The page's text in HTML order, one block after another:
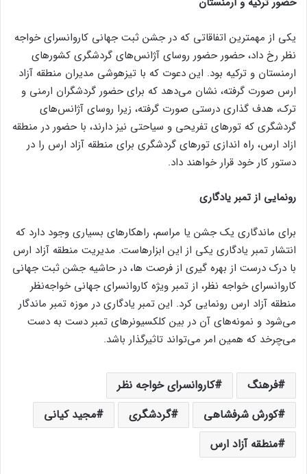
یکی از مهمترین اتفاقاتی که در جشن ثبت جهانی کاروانسرای خواجه
نظر رخ داد، حضور حضور روسای آژانس‌های گردشگری کشور‌های
ارمنستان و ترکیه بود. این دعوت که با تیزهوشی مدیران منطقه آزاد
ارس صورت گرفته، نشان می‌دهد که برای حضور گردشگران ارمنی و
ترک، هدف گذاری درستی صورت گرفته، زیرا روسای آژانس‌های
گردشگری که تور‌های تفریحی و سیاحتی نیز دارند، با حضور در منطقه
ازاد ارس، راه اندازی تور‌های گردشگری برای منطقه آزاد ارس را در
دستور کار خود قرار خواهند داد.
رونمایی از تمبر یادگاری
برای ماندگاری یک جشن یا مراسم، راهکار‌های بسیاری وجود دارد که
انتشار تمبر یادگاری یکی از این ابزارهاست. مدیریت منطقه آزاد ارس
با درک درست از بهره گیری از فرصت ها، در حاشیه جشن ثبت جهانی
کاروانسرای خواجه نظر، از تمبر ویژه کاروانسرای جهانی خواجه‌نظر
منطقه آزاد ارس رونمایی کرد. این تمبر یادگاری در موزه تمبر ماندگار
می‌شود و نمونه‌های آن در بین کلکسیونر‌های تمبر دست به دست
می‌چرخد که همین امر می‌تواند تاثیرگذار باشد.
فرهنگ
کاروانسرای خواجه نظر
کورش شرفشاهی
گردشگری
مجید کیانی
منطقه آزاد ارس